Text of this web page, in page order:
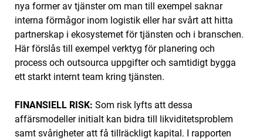
nya former av tjänster om man till exempel saknar
interna förmågor inom logistik eller ‌har svårt att hitta
partnerskap i ekosystemet för tjänsten och i branschen.
Här förslås till exempel verktyg för planering och
process och outsourca uppgifter och samtidigt bygga
ett starkt internt team kring tjänsten.
FINANSIELL RISK: Som risk lyfts att dessa
affärsmodeller initialt kan bidra till likviditetsproblem
samt svårigheter att få tillräckligt kapital. I rapporten